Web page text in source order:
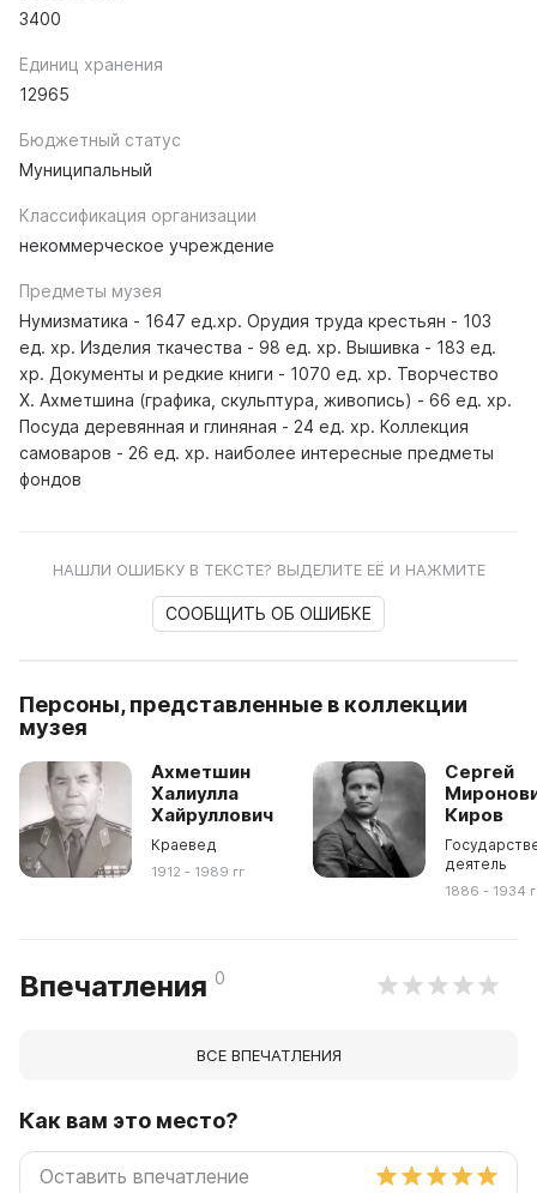
3400
Единиц хранения
12965
Бюджетный статус
Муниципальный
Классификация организации
некоммерческое учреждение
Предметы музея
Нумизматика - 1647 ед.хр. Орудия труда крестьян - 103
ед. хр. Изделия ткачества - 98 ед. хр. Вышивка - 183 ед.
хр. Документы и редкие книги - 1070 ед. хр. Творчество
Х. Ахметшина (графика, скульптура, живопись) - 66 ед. хр.
Посуда деревянная и глиняная - 24 ед. хр. Коллекция
самоваров - 26 ед. хр. наиболее интересные предметы
фондов
НАШЛИ ОШИБКУ В ТЕКСТЕ? ВЫДЕЛИТЕ ЕЁ И НАЖМИТЕ
СООБЩИТЬ ОБ ОШИБКЕ
Персоны, представленные в коллекции
музея
Ахметшин
Халиулла
Хайруллович
Краевед
1912 - 1989 гг
Сергей
Киров
деятель
1886 - 1934
Впечатления 0
ВСЕ ВПЕЧАТЛЕНИЯ
Как вам это место?